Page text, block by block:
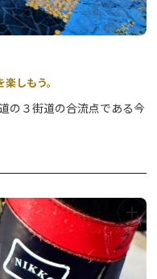
しもう。
の３街道の合流点である今
、”すべすべ”する感触があ
に効くといわれています。
併せてご利用もおすすめで